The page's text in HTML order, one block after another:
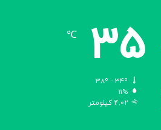
35
℃
11%
4.02 کیلومتر